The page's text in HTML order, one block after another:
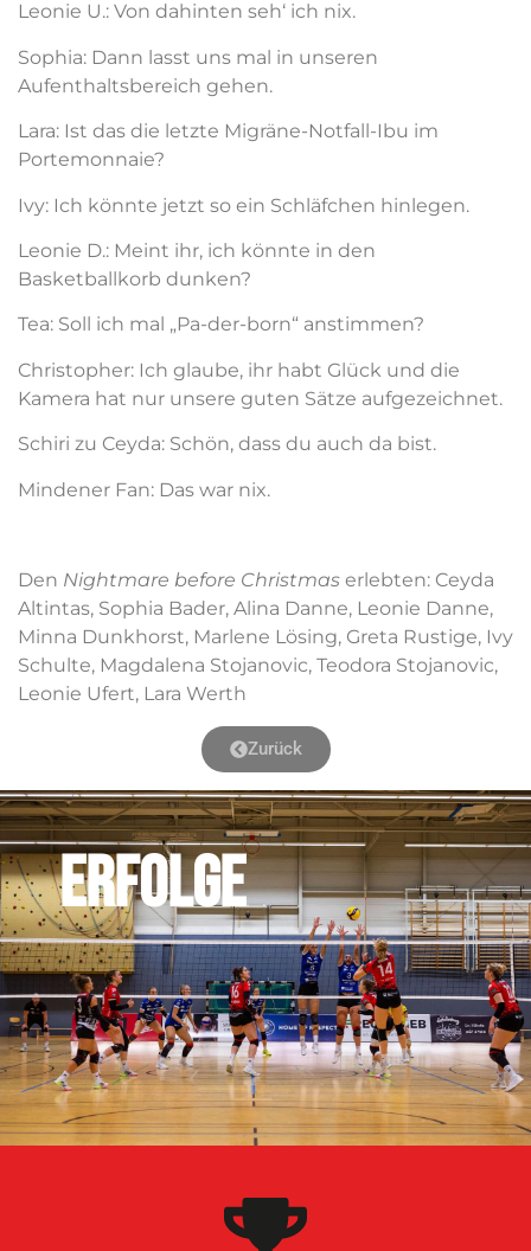
Leonie U.: Von dahinten seh‘ ich nix.
Sophia: Dann lasst uns mal in unseren
Aufenthaltsbereich gehen.
Lara: Ist das die letzte Migräne-Notfall-Ibu im
Portemonnaie?
Ivy: Ich könnte jetzt so ein Schläfchen hinlegen.
Leonie D.: Meint ihr, ich könnte in den
Basketballkorb dunken?
Tea: Soll ich mal „Pa-der-born“ anstimmen?
Christopher: Ich glaube, ihr habt Glück und die
Kamera hat nur unsere guten Sätze aufgezeichnet.
Schiri zu Ceyda: Schön, dass du auch da bist.
Mindener Fan: Das war nix.
Den Nightmare before Christmas erlebten: Ceyda
Altintas, Sophia Bader, Alina Danne, Leonie Danne,
Minna Dunkhorst, Marlene Lösing, Greta Rustige, Ivy
Schulte, Magdalena Stojanovic, Teodora Stojanovic,
Leonie Ufert, Lara Werth
Zurück
ERFOLGE